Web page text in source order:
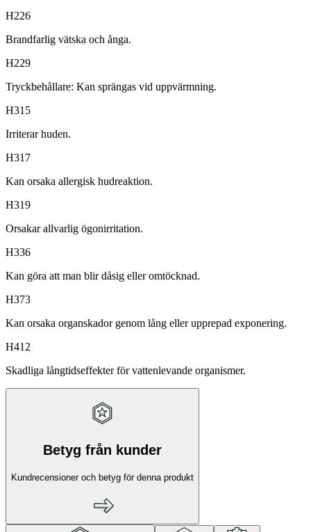
H226
Brandfarlig vätska och ånga.
H229
Tryckbehållare: Kan sprängas vid uppvärmning.
H315
Irriterar huden.
H317
Kan orsaka allergisk hudreaktion.
H319
Orsakar allvarlig ögonirritation.
H336
Kan göra att man blir dåsig eller omtöcknad.
H373
Kan orsaka organskador genom lång eller upprepad exponering.
H412
Skadliga långtidseffekter för vattenlevande organismer.
Betyg från kunder
Kundrecensioner och betyg för denna produkt